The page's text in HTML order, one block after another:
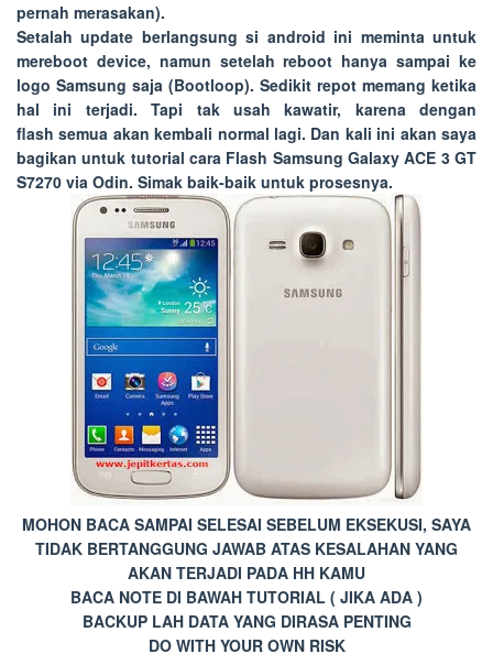
pernah merasakan).
Setalah update berlangsung si android ini meminta untuk
mereboot device, namun setelah reboot hanya sampai ke
logo Samsung saja (Bootloop). Sedikit repot memang ketika
hal ini terjadi. Tapi tak usah kawatir, karena dengan
flash semua akan kembali normal lagi. Dan kali ini akan saya
bagikan untuk tutorial cara Flash Samsung Galaxy ACE 3 GT
S7270 via Odin. Simak baik-baik untuk prosesnya.
MOHON BACA SAMPAI SELESAI SEBELUM EKSEKUSI, SAYA
TIDAK BERTANGGUNG JAWAB ATAS KESALAHAN YANG
AKAN TERJADI PADA HH KAMU
BACA NOTE DI BAWAH TUTORIAL ( JIKA ADA )
BACKUP LAH DATA YANG DIRASA PENTING
DO WITH YOUR OWN RISK